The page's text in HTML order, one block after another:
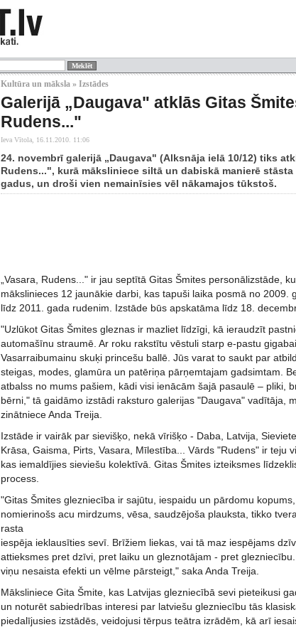
Kultūra un māksla » Izstādes
Galerijā „Daugava" atklās Gitas
Rudens..."
Ieva Vītola, 16.11.2010. 11:06
24. novembrī galerijā „Daugava" (Alksnāja ielā 10/12) tiks
Rudens...", kurā māksliniece siltā un dabiskā manierē
gadus, un droši vien nemainīsies vēl nākamajos tūkstoš.
„Vasara, Rudens..." ir jau septītā Gitas Šmites personālizstāde,
mākslinieces 12 jaunākie darbi, kas tapuši laika posmā no 2009.
līdz 2011. gada rudenim. Izstāde būs apskatāma līdz 18.
"Uzlūkot Gitas Šmites gleznas ir mazliet līdzīgi, kā ieraudzīt
automašīnu straumē. Ar roku rakstītu vēstuli starp e-pastu
Vasarraibumainu skuķi princešu ballē. Jūs varat to saukt par
steigas, modes, glamūra un patēriņa pārņemtajam gadsimtam.
atbalss no mums pašiem, kādi visi ienācām šajā pasaulē – pliki,
bērni," tā gaidāmo izstādi raksturo galerijas "Daugava" vadītāja,
zinātniece Anda Treija.
Izstāde ir vairāk par sievišķo, nekā vīrišķo - Daba, Latvija,
Krāsa, Gaisma, Pirts, Vasara, Mīlestība... Vārds "Rudens" ir teju
kas iemaldījies sieviešu kolektīvā. Gitas Šmites izteiksmes
process.
"Gitas Šmites glezniecība ir sajūtu, iespaidu un pārdomu
nomierinošs acu mirdzums, vēsa, saudzējoša plauksta, tikko
rasta
iespēja ieklausīties sevī. Brīžiem liekas, vai tā maz iespējams
attieksmes pret dzīvi, pret laiku un gleznotājam - pret
viņu nesaista efekti un vēlme pārsteigt," saka Anda Treija.
Māksliniece Gita Šmite, kas Latvijas glezniecībā sevi pieteikusi
un noturēt sabiedrības interesi par latviešu glezniecību tās
piedalījusies izstādēs, veidojusi tērpus teātra izrādēm, kā arī